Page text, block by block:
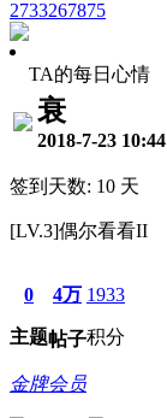
2733267875
TA的每日心情
衰
2018-7-23 10:44
签到天数: 10 天
[LV.3]偶尔看看II
0
主题
4万
帖子
1933
积分
金牌会员